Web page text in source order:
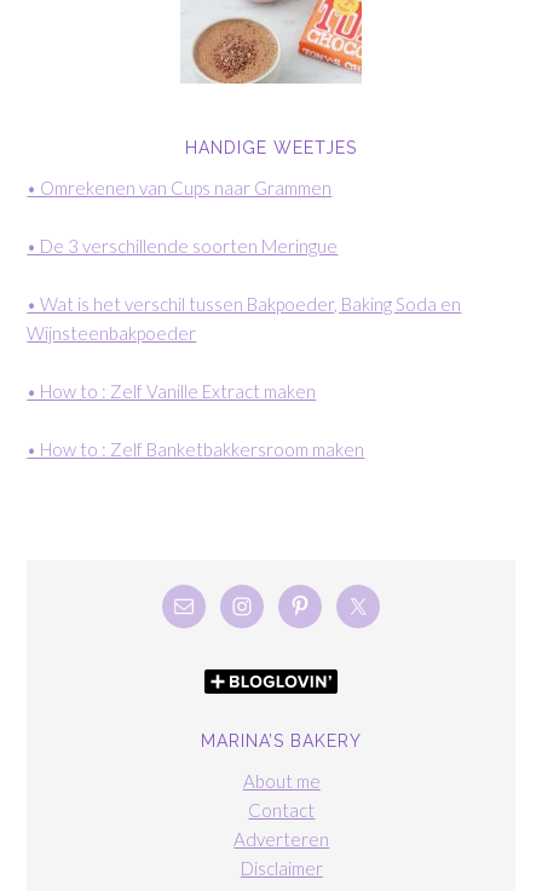
HANDIGE WEETJES
• Omrekenen van Cups naar Grammen
• De 3 verschillende soorten Meringue
• Wat is het verschil tussen Bakpoeder, Baking Soda en
Wijnsteenbakpoeder
• How to : Zelf Vanille Extract maken
• How to : Zelf Banketbakkersroom maken
MARINA’S BAKERY
About me
Contact
Adverteren
Disclaimer